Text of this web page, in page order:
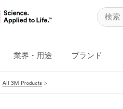
業界・用途 ブランド
All 3M Products